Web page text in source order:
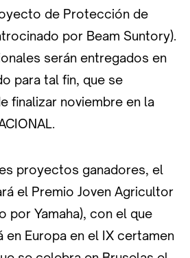
de Protección de
por Beam Suntory).
serán entregados en
para tal fin, que se
finalizar noviembre en la
proyectos ganadores, el
el Premio Joven Agricultor
por Yamaha), con el que
en Europa en el IX certamen